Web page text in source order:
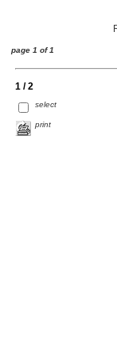
page 1 of 1
1 / 2
select
print